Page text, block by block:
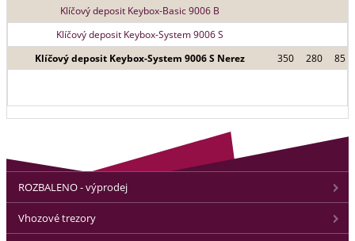
Klíčový deposit Keybox-Basic 9006 B
Klíčový deposit Keybox-System 9006 S
Klíčový deposit Keybox-System 9006 S Nerez
350 280 85
ROZBALENO - výprodej
Vhozové trezory